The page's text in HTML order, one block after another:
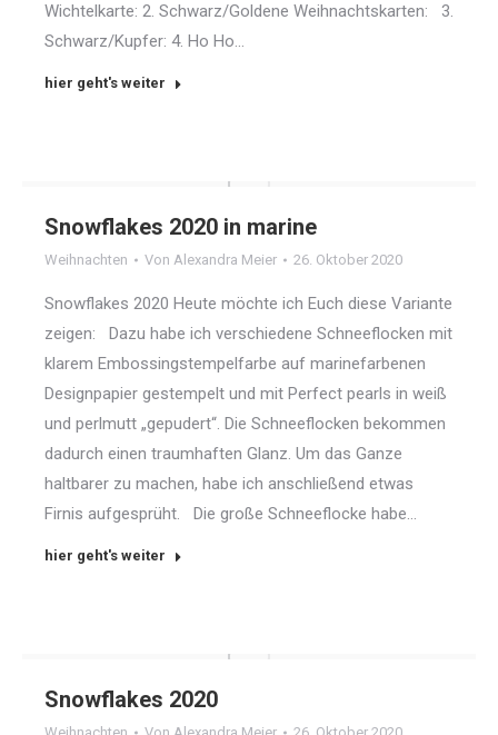
Wichtelkarte: 2. Schwarz/Goldene Weihnachtskarten: 3.
Schwarz/Kupfer: 4. Ho Ho…
hier geht's weiter
Snowflakes 2020 in marine
Weihnachten Von Alexandra Meier 26. Oktober 2020
Snowflakes 2020 Heute möchte ich Euch diese Variante
zeigen: Dazu habe ich verschiedene Schneeflocken mit
klarem Embossingstempelfarbe auf marinefarbenen
Designpapier gestempelt und mit Perfect pearls in weiß
und perlmutt „gepudert“. Die Schneeflocken bekommen
dadurch einen traumhaften Glanz. Um das Ganze
haltbarer zu machen, habe ich anschließend etwas
Firnis aufgesprüht. Die große Schneeflocke habe…
hier geht's weiter
Snowflakes 2020